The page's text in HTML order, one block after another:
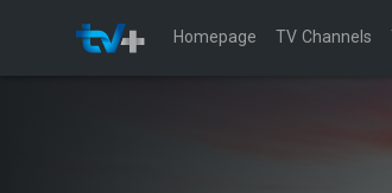
Homepage TV Channels